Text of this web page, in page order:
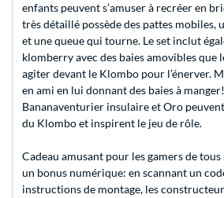
enfants peuvent s’amuser à recréer en
très détaillé possède des pattes mobiles,
et une queue qui tourne. Le set inclut
klomberry avec des baies amovibles que
agiter devant le Klombo pour l’énerver.
en ami en lui donnant des baies à
Bananaventurier insulaire et Oro
du Klombo et inspirent le jeu de rôle.
Cadeau amusant pour les gamers de
un bonus numérique: en scannant un
instructions de montage, les